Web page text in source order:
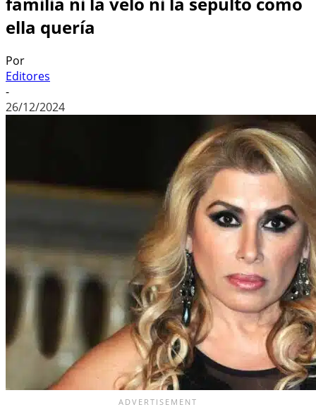
ella quería
Por
Editores
-
26/12/2024